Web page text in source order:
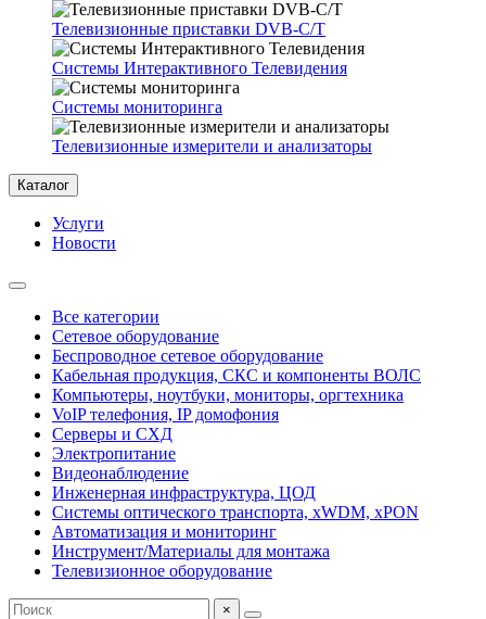
Телевизионные приставки DVB-C/T
Системы Интерактивного Телевидения
Системы мониторинга
Телевизионные измерители и анализаторы
Каталог
Услуги
Новости
Все категории
Сетевое оборудование
Беспроводное сетевое оборудование
Кабельная продукция, СКС и компоненты ВОЛС
Компьютеры, ноутбуки, мониторы, оргтехника
VoIP телефония, IP домофония
Серверы и СХД
Электропитание
Видеонаблюдение
Инженерная инфраструктура, ЦОД
Системы оптического транспорта, xWDM, xPON
Автоматизация и мониторинг
Инструмент/Материалы для монтажа
Телевизионное оборудование
×